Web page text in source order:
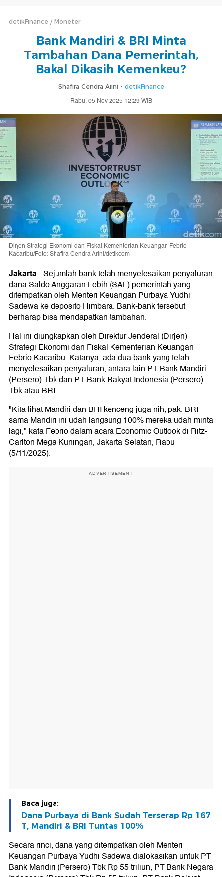
detikFinance Moneter
Bank Mandiri & BRI Minta
Tambahan Dana Pemerintah,
Bakal Dikasih Kemenkeu?
Shafira Cendra Arini - detikFinance
Rabu, 05 Nov 2025 12:29 WIB
Dirjen Strategi Ekonomi dan Fiskal Kementerian Keuangan Febrio
Kacaribu/Foto: Shafira Cendra Arini/detikcom
Jakarta-Sejumlah bank telah menyelesaikan penyaluran
dana Saldo Anggaran Lebih (SAL) pemerintah yang
ditempatkan oleh Menteri Keuangan Purbaya Yudhi
Sadewa ke deposito Himbara. Bank-bank tersebut
berharap bisa mendapatkan tambahan.
Hal ini diungkapkan oleh Direktur Jenderal (Dirjen)
Strategi Ekonomi dan Fiskal Kementerian Keuangan
Febrio Kacaribu. Katanya, ada dua bank yang telah
menyelesaikan penyaluran, antara lain PT Bank Mandiri
(Persero) Tbk dan PT Bank Rakyat Indonesia (Persero)
Tbk atau BRI.
"Kita lihat Mandiri dan BRI kenceng juga nih, pak. BRI
sama Mandiri ini udah langsung 100% mereka udah minta
lagi," kata Febrio dalam acara Economic Outlook di Ritz-
Carlton Mega Kuningan, Jakarta Selatan, Rabu
(5/11/2025).
ADVERTISEMENT
Baca juga:
Dana Purbaya di Bank Sudah Terserap Rp 167
T, Mandiri & BRI Tuntas 100%
Secara rinci, dana yang ditempatkan oleh Menteri
Keuangan Purbaya Yudhi Sadewa dialokasikan untuk PT
Bank Mandiri (Persero) Tbk Rp 55 triliun, PT Bank Negara